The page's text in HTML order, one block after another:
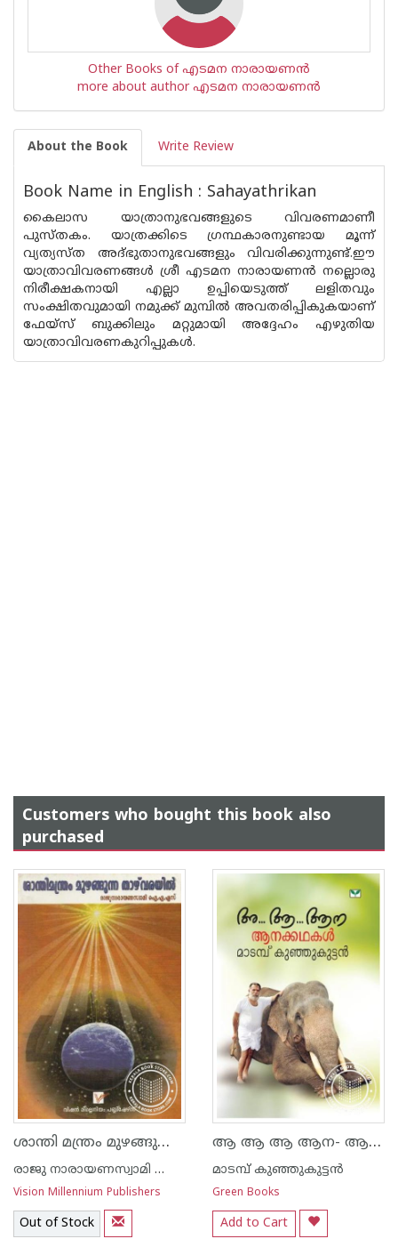
Other Books of എടമന നാരായണന്‍
more about author എടമന നാരായണന്‍
About the Book Write Review
Book Name in English : Sahayathrikan
കൈലാസ യാത്രാനുഭവങ്ങളുടെ വിവരണമാണീ
പുസ്തകം. യാത്രക്കിടെ ഗ്രന്ഥകാരനുണ്ടായ മൂന്ന്
വ്യത്യസ്ത അദ്ഭുതാനുഭവങ്ങളും വിവരിക്കുന്നുണ്ട്.ഈ
യാത്രാവിവരണങ്ങള്‍ ശ്രീ എടമന നാരായണന്‍ നല്ലൊരു
നിരീക്ഷകനായി എല്ലാ ഉപ്പിയെടുത്ത് ലളിതവും
സംക്ഷിതവുമായി നമുക്ക് മുമ്പില്‍ അവതരിപ്പികുകയാണ്
ഫേയ്സ് ബുക്കിലും മറ്റുമായി അദ്ദേഹം എഴുതിയ
യാത്രാവിവരണകുറിപ്പുകള്‍.
Customers who bought this book also
purchased
ശാന്തി മന്ത്രം മുഴങ്ങുന്ന താഴ്വരയില്‍
രാജു നാരായണസ്വാമി ഐ എ എസ്
Vision Millennium Publishers
Out of Stock
ആ ആ ആ ആന- ആനക്കഥകള്‍
മാടമ്പ് കുഞ്ഞുകുട്ടന്‍
Green Books
Add to Cart